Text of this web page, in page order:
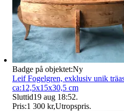
Badge på objektet:Ny
Leif Fogelgren, exklusiv unik
ca:12,5x15x30,5 cm
Sluttid19 aug 18:52.
Pris:1 300 kr,Utropspris.